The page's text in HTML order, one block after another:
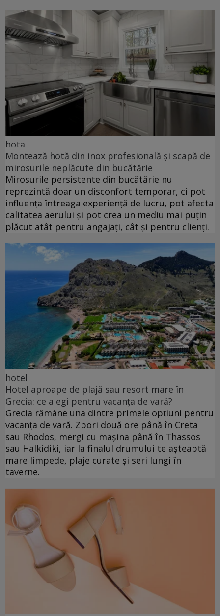
hota
Montează hotă din inox profesională și scapă de
mirosurile neplăcute din bucătărie
Mirosurile persistente din bucătărie nu
reprezintă doar un disconfort temporar, ci pot
influența întreaga experiență de lucru, pot afecta
calitatea aerului și pot crea un mediu mai puțin
plăcut atât pentru angajați, cât și pentru clienți.
hotel
Hotel aproape de plajă sau resort mare în
Grecia: ce alegi pentru vacanța de vară?
Grecia rămâne una dintre primele opțiuni pentru
vacanța de vară. Zbori două ore până în Creta
sau Rhodos, mergi cu mașina până în Thassos
sau Halkidiki, iar la finalul drumului te așteaptă
mare limpede, plaje curate și seri lungi în
taverne.